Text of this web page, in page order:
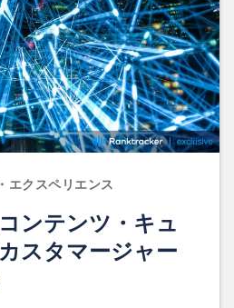
エクスペリエンス
ンテンツ・キュ
スタマージャー